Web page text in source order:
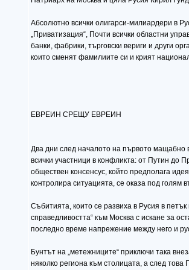
Абсолютно всички олигарси-милиардери в
„Приватизация“, Почти всички областни
банки, фабрики, търговски вериги и други
които сменят фамилиите си и крият
ЕВРЕИН СРЕЩУ ЕВРЕИН
Два дни след началото на първото мащабно
всички участници в конфликта: от Путин до
обществен консенсус, който предполага
контролира ситуацията, се оказа под
Събитията, които се развиха в Русия в
справедливостта“ към Москва с искане за
последно време напрежение между него и
Бунтът на „метежниците“ приключи така
няколко региона към столицата, а след